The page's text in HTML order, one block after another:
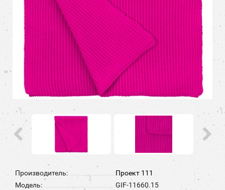
Производитель:
Проект 111
Модель:
GIF-11660.15